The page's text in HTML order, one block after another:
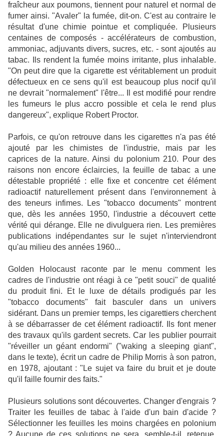
fraîcheur aux poumons, tiennent pour naturel et normal de
fumer ainsi. "Avaler" la fumée, dit-on. C'est au contraire le
résultat d'une chimie pointue et compliquée. Plusieurs
centaines de composés - accélérateurs de combustion,
ammoniac, adjuvants divers, sucres, etc. - sont ajoutés au
tabac. Ils rendent la fumée moins irritante, plus inhalable.
"On peut dire que la cigarette est véritablement un produit
défectueux en ce sens qu'il est beaucoup plus nocif qu'il
ne devrait "normalement" l'être... Il est modifié pour rendre
les fumeurs le plus accro possible et cela le rend plus
dangereux", explique Robert Proctor.
Parfois, ce qu'on retrouve dans les cigarettes n'a pas été
ajouté par les chimistes de l'industrie, mais par les
caprices de la nature. Ainsi du polonium 210. Pour des
raisons non encore éclaircies, la feuille de tabac a une
détestable propriété : elle fixe et concentre cet élément
radioactif naturellement présent dans l'environnement à
des teneurs infimes. Les "tobacco documents" montrent
que, dès les années 1950, l'industrie a découvert cette
vérité qui dérange. Elle ne divulguera rien. Les premières
publications indépendantes sur le sujet n'interviendront
qu'au milieu des années 1960...
Golden Holocaust raconte par le menu comment les
cadres de l'industrie ont réagi à ce "petit souci" de qualité
du produit fini. Et le luxe de détails prodigués par les
"tobacco documents" fait
basculer
dans un univers
sidérant. Dans un premier temps, les cigarettiers cherchent
à se débarrasser de cet élément radioactif. Ils font mener
des travaux qu'ils gardent secrets. Car les publier pourrait
"réveiller un géant endormi" ("waking a sleeping giant",
dans le texte), écrit un cadre de Philip Morris à son patron,
en 1978, ajoutant : "Le sujet va faire du bruit et je doute
qu'il faille fournir des faits."
Plusieurs solutions sont découvertes. Changer d'engrais ?
Traiter
les feuilles de tabac à l'aide d'un bain d'acide ?
Sélectionner les feuilles les moins chargées en polonium